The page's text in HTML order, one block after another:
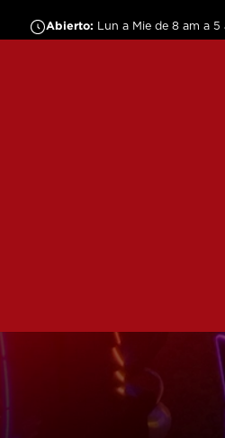
Abierto: Lun a Mie de 8 am a